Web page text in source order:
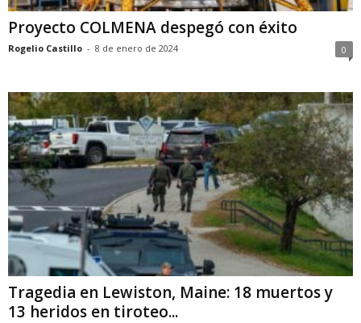
Proyecto COLMENA despegó con éxito
Rogelio Castillo - 8 de enero de 2024 0
Tragedia en Lewiston, Maine: 18 muertos y
13 heridos en tiroteo...